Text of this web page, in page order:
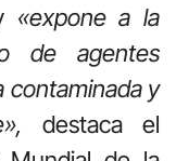
«expone a la
de agentes
contaminada y
destaca el